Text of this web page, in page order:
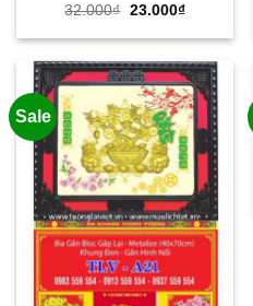
32.000₫ Giá
là:
23.000₫Giá
tại
23.000₫.
Sale